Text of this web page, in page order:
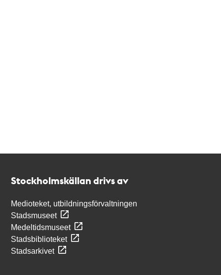
Stockholmskällan drivs av
Medioteket, utbildningsförvaltningen
Stadsmuseet
Medeltidsmuseet
Stadsbiblioteket
Stadsarkivet